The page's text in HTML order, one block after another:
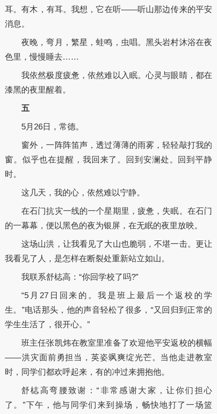
耳。有木，有耳。我想，它在听——听山那边传来的平安
消息。
夜晚，弯月，繁星，蛙鸣，虫唱。黑头岩村沐浴在夜
色里，慢慢睡去……
我依然极度疲惫，依然难以入眠。心灵与眼睛，都在
漆黑的夜里醒着。
五
5月26日，常德。
窗外，一阵阵笛声，透过薄薄的雨雾，轻轻敲打我的
窗。似乎也在提醒，我回来了。回到安澜处。回到平静
时。
这几天，我的心，依然难以宁静。
在石门抗灾一线的一个星期里，疲惫，失眠。在石门
的一幕幕，便以黑色的夜为银屏，在无眠的夜里放映。
这场山洪，让我看见了大山也脆弱，不堪一击。更让
我看见了人，是怎样在断裂处重新站立如山。
我联系舒梽高：“你回学校了吗?”
“5月27日回来的。我是班上最后一个返校的学
生。”电话那头，他的声音轻松了很多，“又回归到正常的
学生生活了，很开心。”
班主任张凯炜在教室里准备了欢迎他平安返校的横幅
——洪灾面前勇担当，英姿飒爽绽光芒。当他走进教室
时，同学们都欢呼起来，有的冲过来拥抱他。
舒梽高弯腰致谢：“非常感谢大家，让你们担心
了。”下午，他与同学们来到操场，畅快地打了一场篮